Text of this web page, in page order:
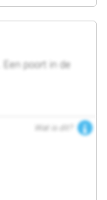
poort in de
Wat is dit?